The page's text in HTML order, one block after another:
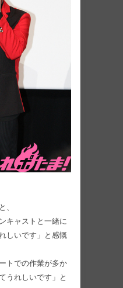
、
キャストと一緒に
しいです」と感慨
トでの作業が多か
うれしいです」と